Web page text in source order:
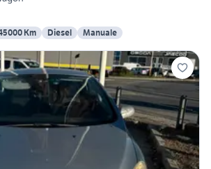
Km Diesel Manuale